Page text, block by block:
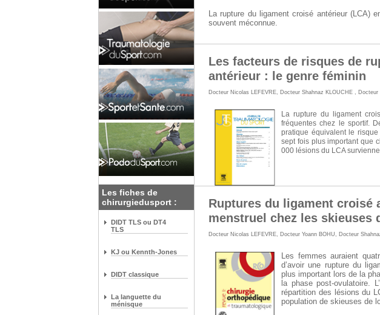
Les fiches de
chirurgiedusport :
DIDT TLS ou DT4
TLS
KJ ou Kennth-Jones
DIDT classique
La languette du
ménisque
La rupture du ligament croisé antérieur (LCA)
souvent méconnue.
Les facteurs de risques de
antérieur : le genre féminin
Docteur Nicolas LEFEVRE, Docteur Shahnaz KLOUCHE , Docteur
La rupture du ligament
fréquentes chez le sportif.
pratique équivalent le
sept fois plus important que
000 lésions du LCA
Ruptures du ligament croisé
menstruel chez les skieuses
Docteur Nicolas LEFEVRE, Docteur Yoann BOHU, Docteur
Les femmes auraient
d’avoir une rupture du
plus important lors de la
la phase post-ovulatoire.
répartition des lésions du
population de skieuses de